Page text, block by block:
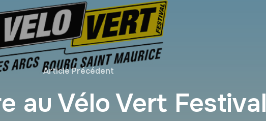
Article Précédent
au Vélo Vert